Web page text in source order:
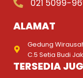
021 5099-
ALAMAT
Gedung
C.5 Setia Budi
TERSEDIA